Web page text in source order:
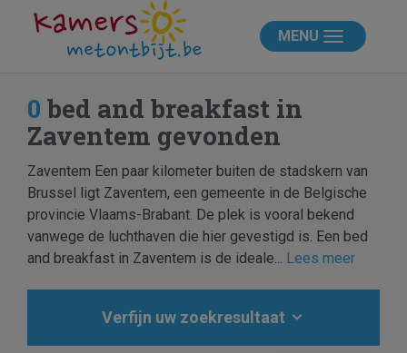
MENU
0 bed and breakfast in
Zaventem gevonden
Zaventem Een paar kilometer buiten de stadskern van
Brussel ligt Zaventem, een gemeente in de Belgische
provincie Vlaams-Brabant. De plek is vooral bekend
vanwege de luchthaven die hier gevestigd is. Een bed
and breakfast in Zaventem is de ideale... Lees meer
Verfijn uw zoekresultaat